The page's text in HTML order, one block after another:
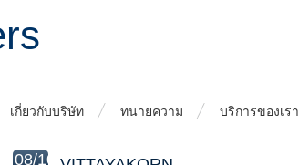
เกี่ยวกับบริษัท ทนายความ บริการของเรา
08/10/2020